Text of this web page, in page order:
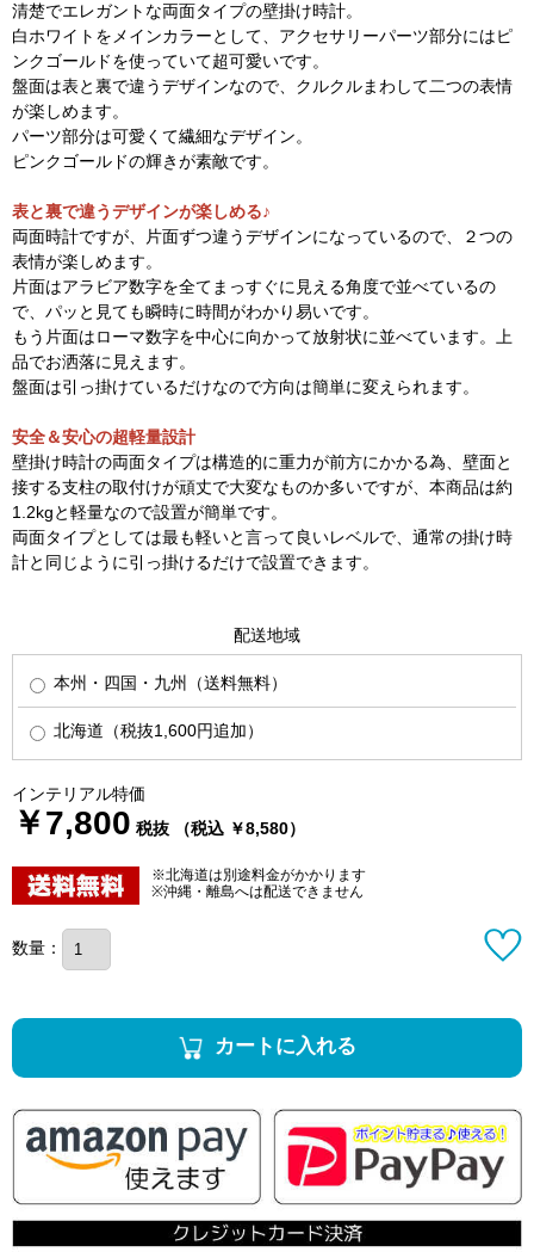
清楚でエレガントな両面タイプの壁掛け時計。
白ホワイトをメインカラーとして、アクセサリーパーツ部分にはピ
ンクゴールドを使っていて超可愛いです。
盤面は表と裏で違うデザインなので、クルクルまわして二つの表情
が楽しめます。
パーツ部分は可愛くて繊細なデザイン。
ピンクゴールドの輝きが素敵です。
表と裏で違うデザインが楽しめる♪
両面時計ですが、片面ずつ違うデザインになっているので、２つの
表情が楽しめます。
片面はアラビア数字を全てまっすぐに見える角度で並べているの
で、パッと見ても瞬時に時間がわかり易いです。
もう片面はローマ数字を中心に向かって放射状に並べています。上
品でお洒落に見えます。
盤面は引っ掛けているだけなので方向は簡単に変えられます。
安全＆安心の超軽量設計
壁掛け時計の両面タイプは構造的に重力が前方にかかる為、壁面と
接する支柱の取付けが頑丈で大変なものか多いですが、本商品は約
1.2kgと軽量なので設置が簡単です。
両面タイプとしては最も軽いと言って良いレベルで、通常の掛け時
計と同じように引っ掛けるだけで設置できます。
配送地域
本州・四国・九州（送料無料）
北海道（税抜1,600円追加）
インテリアル特価
￥7,800 税抜 （税込 ￥8,580）
※北海道は別途料金がかかります
※沖縄・離島へは配送できません
数量：
カートに入れる